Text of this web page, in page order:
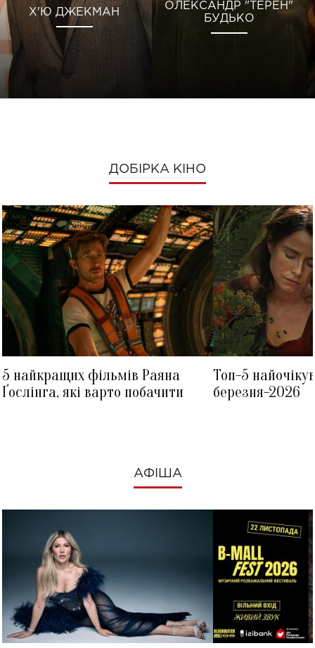
Х'Ю ДЖЕКМАН
ОЛЕКСАНДР "ТЕРЕН"
БУДЬКО
ДОБІРКА КІНО
5 найкращих фільмів Раяна
Ґослінга, які варто побачити
Топ-5
березня-2026
АФІША